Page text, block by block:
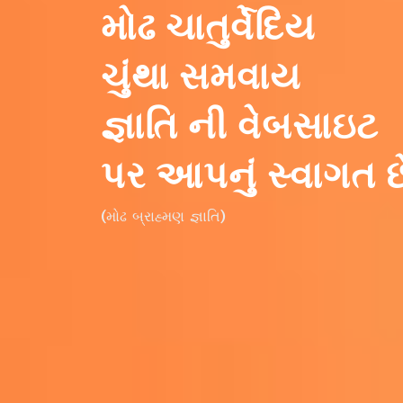
મોઢ ચાતુર્વેદિય
ચુંથા સમવાય
જ્ઞાતિ ની વેબસાઇટ
પર આપનું સ્વાગત
(મોઢ બ્રાહ્મણ જ્ઞાતિ)